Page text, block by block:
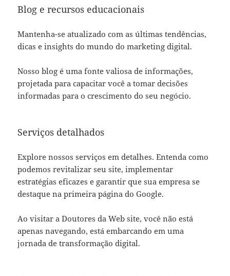
Blog e recursos educacionais
Mantenha-se atualizado com as últimas tendências,
dicas e insights do mundo do marketing digital.
Nosso blog é uma fonte valiosa de informações,
projetada para capacitar você a tomar decisões
informadas para o crescimento do seu negócio.
Serviços detalhados
Explore nossos serviços em detalhes.Entenda como
podemos revitalizar seu site, implementar
estratégias eficazes e garantir que sua empresa se
destaque na primeira página do Google.
Ao visitar a Doutores da Web site, você não está
apenas navegando, está embarcando em uma
jornada de transformação digital.